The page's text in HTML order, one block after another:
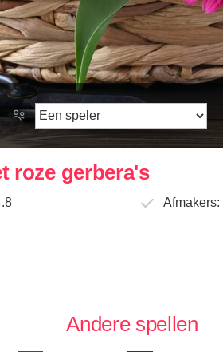
roze gerbera's
Afmakers:
Andere spellen